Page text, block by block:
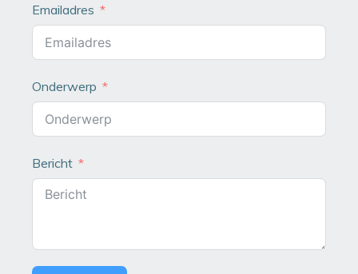
Emailadres
Onderwerp
Bericht